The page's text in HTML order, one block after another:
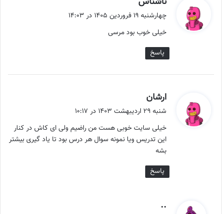
ف
:
چهارشنبه ۱۹ فروردین ۱۴۰۵ در ۱۴:۰۳
خیلی خوب بود مرسی
پاسخ
ارشان
ف
:
شنبه ۲۹ اردیبهشت ۱۴۰۳ در ۱۰:۱۷
خیلی سایت خوبی هست من راضیم ولی ای کاش در کنار
این تدریس ویا نمونه سوال هر درس بود تا یاد گیری بیشتر
بشه
پاسخ
..